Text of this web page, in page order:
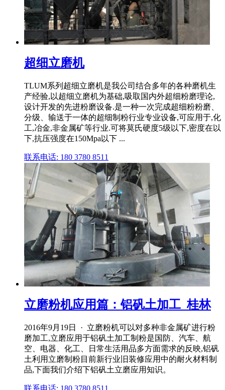
超细立磨机
TLUM系列超细立磨机是我公司结合多年的各种磨机生
产经验,以超细立磨机为基础,吸取国内外超细粉磨理论,
设计开发的先进粉磨设备.是一种一次完成超细粉粉磨、
分级、输送于一体的超细制粉行业专业设备,可应用于,化
工,冶金,非金属矿等行业.可将莫氏硬度5级以下,密度在以
下,抗压强度在150Mpa以下 ...
联系电话: 180 3780 8511
立磨粉机应用篇：铝矾土加工_桂林
2016年9月19日 · 立磨粉机可以对多种非金属矿进行粉
磨加工,立磨应用于铝矾土加工制粉是国防、汽车、航
空、电器、化工、日常生活用品多方面需求的反映,铝矾
土利用立磨制粉目前新行业旧装修应用中的耐火材料制
品,下面我们介绍下铝矾土立磨应用知识。
联系电话: 180 3780 8511